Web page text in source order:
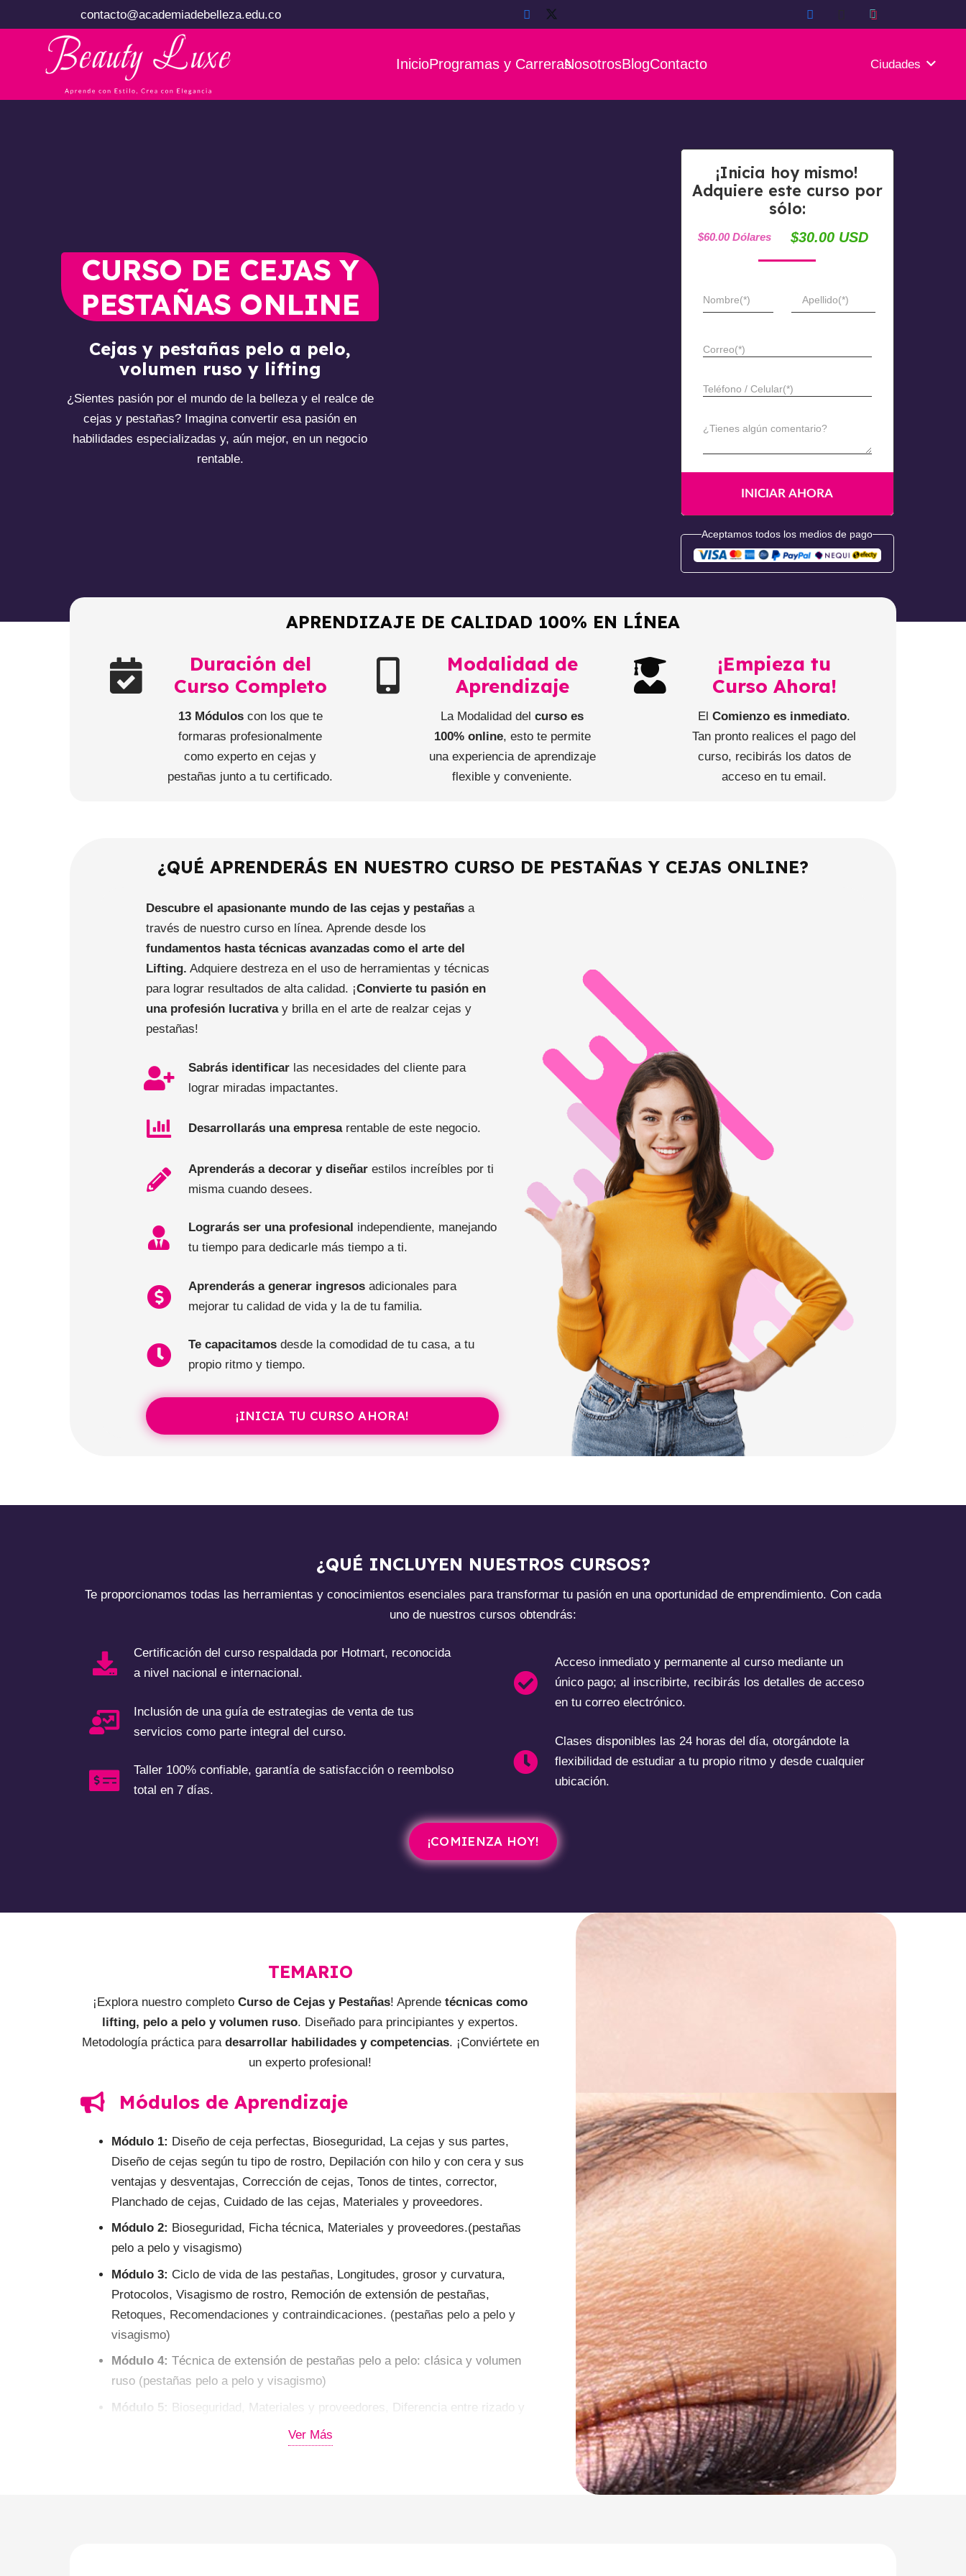
contacto@academiadebelleza.edu.co
InicioProgramas y CarrerasNosotrosBlogContacto Ciudades
CURSO DE CEJAS Y
PESTAÑAS ONLINE
Cejas y pestañas pelo a pelo,
volumen ruso y lifting
¿Sientes pasión por el mundo de la belleza y el realce de
cejas y pestañas? Imagina convertir esa pasión en
habilidades especializadas y, aún mejor, en un negocio
rentable.
¡Inicia hoy mismo!
Adquiere este curso por
sólo:
$60.00 Dólares $30.00 USD
Nombre(*) Apellido(*)
Correo(*)
Teléfono / Celular(*)
¿Tienes algún comentario?
Aceptamos todos los medios de pago
APRENDIZAJE DE CALIDAD 100% EN LÍNEA
Duración del
Curso Completo
13 Móduloscon los que te
formaras profesionalmente
como experto en cejas y
pestañas junto a tu certificado.
Modalidad de
Aprendizaje
La Modalidad delcurso es
100% online, esto te permite
una experiencia de aprendizaje
flexible y conveniente.
¡Empieza tu
Curso Ahora!
ElComienzo es inmediato.
Tan pronto realices el pago del
curso, recibirás los datos de
acceso en tu email.
¿QUÉ APRENDERÁS EN NUESTRO CURSO DE PESTAÑAS Y CEJAS ONLINE?
Descubre el apasionante mundo de las cejas y pestañasa
través de nuestro curso en línea. Aprende desde los
fundamentos hasta técnicas avanzadas como el arte del
Lifting. Adquiere destreza en el uso de herramientas y técnicas
para lograr resultados de alta calidad. ¡Convierte tu pasión en
una profesión lucrativay brilla en el arte de realzar cejas y
pestañas!
Sabrás identificarlas necesidades del cliente para
lograr miradas impactantes.
Desarrollarás una empresarentable de este negocio.
Aprenderás a decorar y diseñarestilos increíbles por ti
misma cuando desees.
Lograrás ser una profesional independiente, manejando
tu tiempo para dedicarle más tiempo a ti.
Aprenderás a generar ingresosadicionales para
mejorar tu calidad de vida y la de tu familia.
Te capacitamosdesde la comodidad de tu casa, a tu
propio ritmo y tiempo.
¡INICIA TU CURSO AHORA!
¿QUÉ INCLUYEN NUESTROS CURSOS?
Te proporcionamos todas las herramientas y conocimientos esenciales para transformar tu pasión en una oportunidad de emprendimiento. Con cada
uno de nuestros cursos obtendrás:
Certificación del curso respaldada por Hotmart, reconocida
a nivel nacional e internacional.
Inclusión de una guía de estrategias de venta de tus
servicios como parte integral del curso.
Taller 100% confiable, garantía de satisfacción o reembolso
total en 7 días.
Acceso inmediato y permanente al curso mediante un
único pago; al inscribirte, recibirás los detalles de acceso
en tu correo electrónico.
Clases disponibles las 24 horas del día, otorgándote la
flexibilidad de estudiar a tu propio ritmo y desde cualquier
ubicación.
¡COMIENZA HOY!
TEMARIO
¡Explora nuestro completoCurso de Cejas y Pestañas! Aprendetécnicas como
lifting, pelo a pelo y volumen ruso. Diseñado para principiantes y expertos.
Metodología práctica paradesarrollar habilidades y competencias. ¡Conviértete en
un experto profesional!
Módulos de Aprendizaje
Módulo 1: Diseño de ceja perfectas, Bioseguridad, La cejas y sus partes,
Diseño de cejas según tu tipo de rostro, Depilación con hilo y con cera y sus
ventajas y desventajas, Corrección de cejas, Tonos de tintes, corrector,
Planchado de cejas, Cuidado de las cejas, Materiales y proveedores.
Módulo 2: Bioseguridad, Ficha técnica, Materiales y proveedores.(pestañas
pelo a pelo y visagismo)
Módulo 3: Ciclo de vida de las pestañas, Longitudes, grosor y curvatura,
Protocolos, Visagismo de rostro, Remoción de extensión de pestañas,
Retoques, Recomendaciones y contraindicaciones. (pestañas pelo a pelo y
visagismo)
Módulo 4: Técnica de extensión de pestañas pelo a pelo: clásica y volumen
ruso (pestañas pelo a pelo y visagismo)
Módulo 5: Bioseguridad, Materiales y proveedores, Diferencia entre rizado y
lifting de pestañas, Tipos de bigudí, tipos de moldes de silicona para lifting tinte
de pestañas, Cuidados y duración de lifting. (lifting de pestañas)
Ver Más